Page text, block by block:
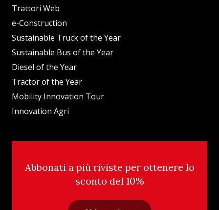
Trattori Web
e-Construction
Sustainable Truck of the Year
Sustainable Bus of the Year
Diesel of the Year
Tractor of the Year
Mobility Innovation Tour
Innovation Agri
Abbonati a più riviste per ottenere lo
sconto del 10%